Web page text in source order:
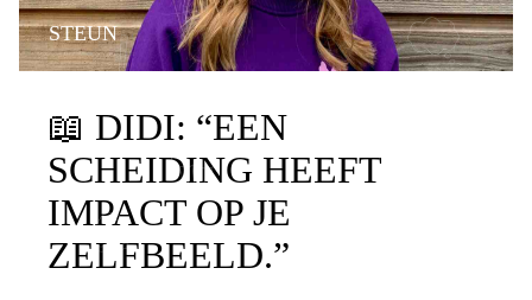
STEUN
📖 DIDI: “EEN
SCHEIDING HEEFT
IMPACT OP JE
ZELFBEELD.”